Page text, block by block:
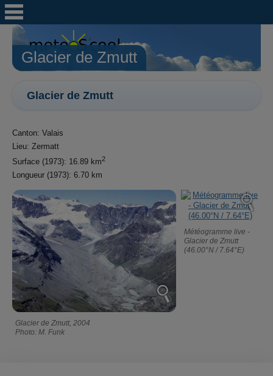
Glacier de Zmutt
Glacier de Zmutt
Canton: Valais
Lieu: Zermatt
Surface (1973): 16.89 km2
Longueur (1973): 6.70 km
Glacier de Zmutt, 2004
Photo: M. Funk
Météogramme live -
Glacier de Zmutt
(46.00°N / 7.64°E)